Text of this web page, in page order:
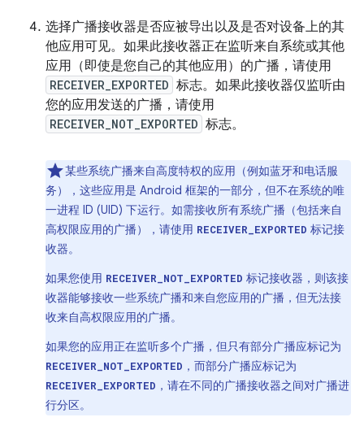
选择广播接收器是否应被导出以及是否对设备上的其
他应用可见。如果此接收器正在监听来自系统或其他
应用（即使是您自己的其他应用）的广播，请使用
RECEIVER_EXPORTED 标志。如果此接收器仅监听由
您的应用发送的广播，请使用
RECEIVER_NOT_EXPORTED 标志。
某些系统广播来自高度特权的应用（例如蓝牙和电话服
务），这些应用是 Android 框架的一部分，但不在系统的唯
一进程 ID (UID) 下运行。如需接收所有系统广播（包括来自
高权限应用的广播），请使用 RECEIVER_EXPORTED 标记接
收器。
如果您使用 RECEIVER_NOT_EXPORTED 标记接收器，则该接
收器能够接收一些系统广播和来自您应用的广播，但无法接
收来自高权限应用的广播。
如果您的应用正在监听多个广播，但只有部分广播应标记为
RECEIVER_NOT_EXPORTED ，而部分广播应标记为
RECEIVER_EXPORTED ，请在不同的广播接收器之间对广播进
行分区。